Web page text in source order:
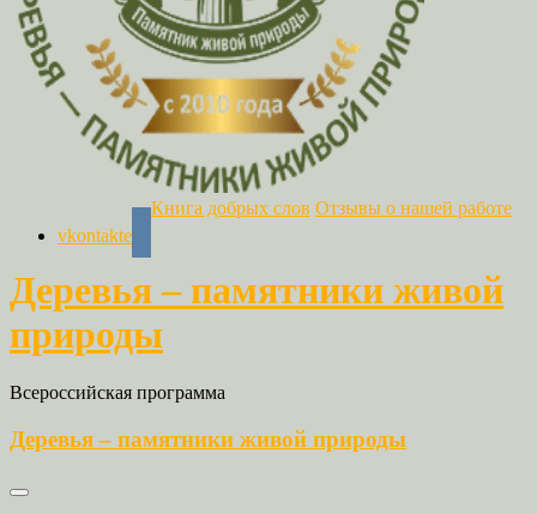
vkontakte
Книга добрых слов Отзывы о нашей работе
Деревья – памятники живой
природы
Всероссийская программа
Деревья – памятники живой природы